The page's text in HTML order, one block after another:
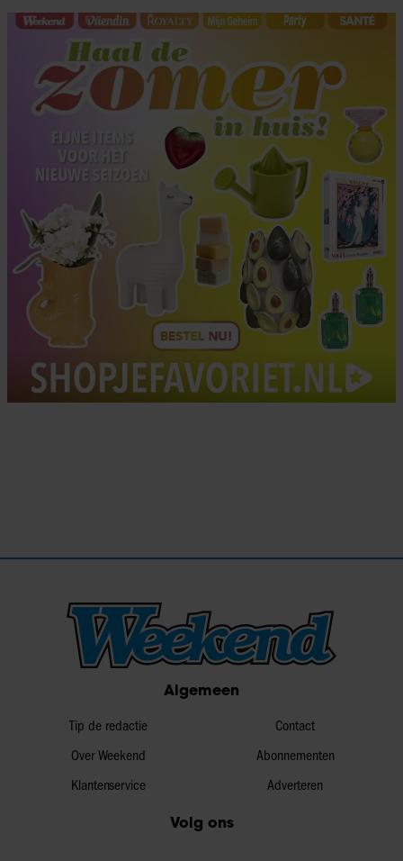
Algemeen
Tip de redactie
Over Weekend
Klantenservice
Contact
Abonnementen
Adverteren
Volg ons